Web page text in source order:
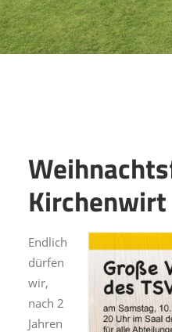
Kirchenwirt
Endlich
dürfen
wir,
nach 2
Jahren